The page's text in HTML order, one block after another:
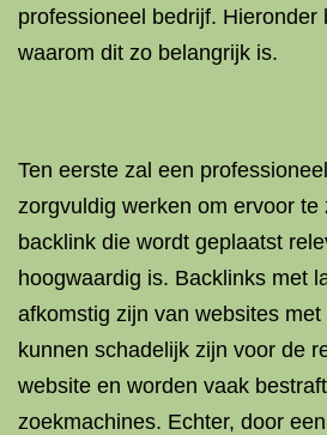
professioneel bedrijf. Hieronder
waarom dit zo belangrijk is.
Ten eerste zal een
zorgvuldig werken om ervoor te
backlink die wordt geplaatst
hoogwaardig is. Backlinks met
afkomstig zijn van websites
kunnen schadelijk zijn voor de
website en worden vaak
zoekmachines. Echter, door